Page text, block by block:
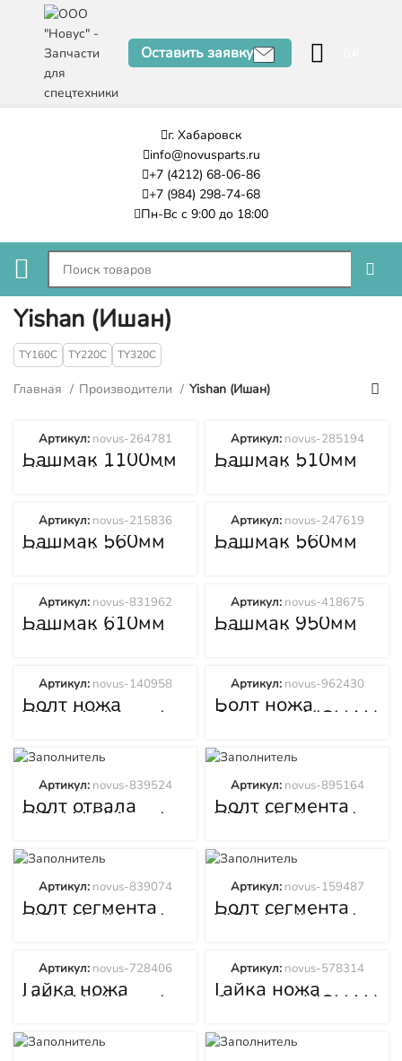
Оставить заявку
г. Хабаровск
info@novusparts.ru
+7 (4212) 68-06-86
+7 (984) 298-74-68
Пн-Вс с 9:00 до 18:00
Yishan (Ишан)
TY160C TY220C TY320C
Главная Производители Yishan (Ишан)
Башмак 1100мм
YISHAN (Ишан)
Артикул: novus-264781
Башмак 510мм
YISHAN (Ишан)
Артикул: novus-285194
Башмак 560мм
YISHAN (Ишан)
Артикул: novus-215836
Башмак 560мм
YISHAN (Ишан)
Артикул: novus-247619
Башмак 610мм
YISHAN (Ишан)
Артикул: novus-831962
Башмак 950мм
YISHAN (Ишан)
Артикул: novus-418675
Болт ножа
YISHAN (Ишан)
Артикул: novus-140958
Болт ножа
бокового YISHAN
Артикул: novus-962430
Болт отвала
YISHAN (Ишан)
Артикул: novus-839524
Болт сегмента
YISHAN (Ишан)
Артикул: novus-895164
Болт сегмента
YISHAN (Ишан)
Артикул: novus-839074
Болт сегмента
YISHAN (Ишан)
Артикул: novus-159487
Гайка ножа
YISHAN (Ишан)
Артикул: novus-728406
Гайка ножа
бокового YISHAN
Артикул: novus-578314